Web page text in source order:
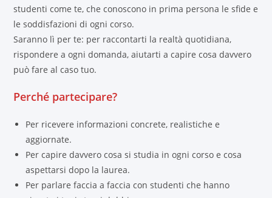
studenti come te, che conoscono in prima persona le sfide e
le soddisfazioni di ogni corso.
Saranno lì per te: per raccontarti la realtà quotidiana,
rispondere a ogni domanda, aiutarti a capire cosa davvero
può fare al caso tuo.
Perché partecipare?
Per ricevere informazioni concrete, realistiche e
aggiornate.
Per capire davvero cosa si studia in ogni corso e cosa
aspettarsi dopo la laurea.
Per parlare faccia a faccia con studenti che hanno